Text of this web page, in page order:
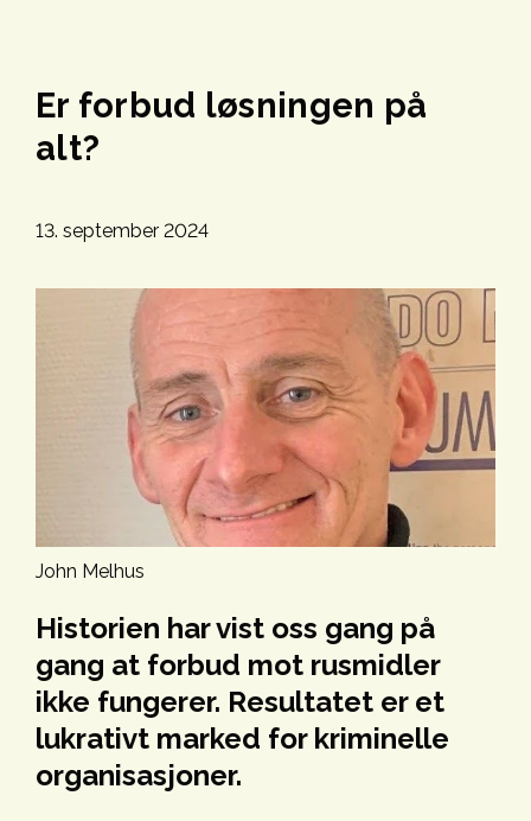
Er forbud løsningen på
alt?
13. september 2024
John Melhus
Historien har vist oss gang på
gang at forbud mot rusmidler
ikke fungerer. Resultatet er et
lukrativt marked for kriminelle
organisasjoner.